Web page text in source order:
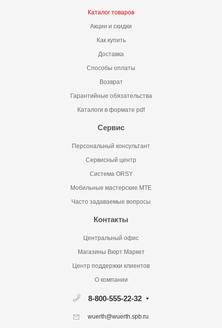
Каталог товаров
Акции и скидки
Как купить
Доставка
Способы оплаты
Возврат
Гарантийные обязательства
Каталоги в формате pdf
Сервис
Персональный консультант
Сервисный центр
Система ORSY
Мобильные мастерские MTE
Часто задаваемые вопросы
Контакты
Центральный офис
Магазины Вюрт Маркет
Центр поддержки клиентов
О компании
8-800-555-22-32
wuerth@wuerth.spb.ru